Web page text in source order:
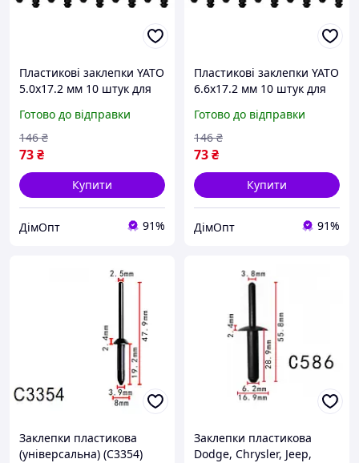
Пластикові заклепки YATO
5.0x17.2 мм 10 штук для
Nylon [250] DW
Готово до відправки
73₴
146 ₴
Купити
ДімОпт 91%
Пластикові заклепки YATO
6.6x17.2 мм 10 штук для
фіксації
Готово до відправки
73₴
146 ₴
Купити
ДімОпт 91%
Заклепки пластикова
(універсальна) (C3354)
Заклепки пластикова
Dodge, Chrysler, Jeep,